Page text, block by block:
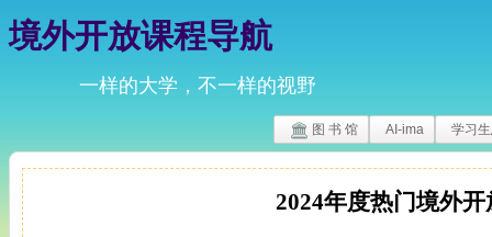
境外开放课程导航
一样的大学，不一样的视野
图 书 馆 AI-ima 学习
2024年度热门境外